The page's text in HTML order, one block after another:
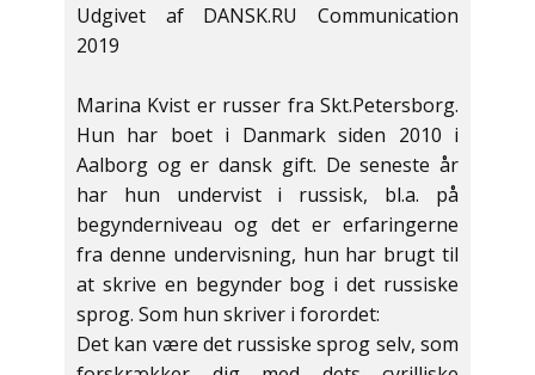
Udgivet af DANSK.RU Communication
2019
Marina Kvist er russer fra Skt.Petersborg.
Hun har boet i Danmark siden 2010 i
Aalborg og er dansk gift. De seneste år
har hun undervist i russisk, bl.a. på
begynderniveau og det er erfaringerne
fra denne undervisning, hun har brugt til
at skrive en begynder bog i det russiske
sprog. Som hun skriver i forordet:
Det kan være det russiske sprog selv, som